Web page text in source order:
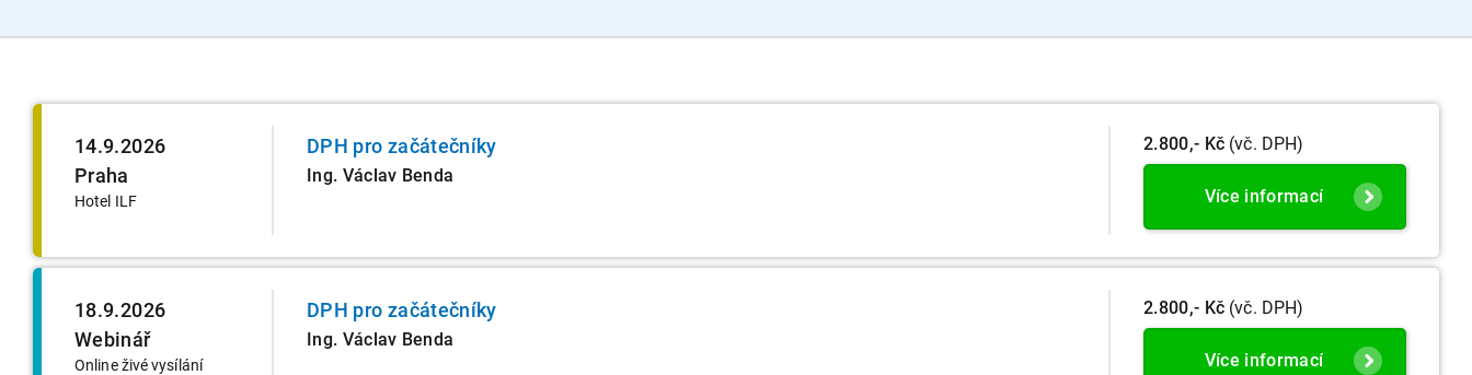
14.9.2026
Praha
Hotel ILF
DPH pro začátečníky
Ing. Václav Benda
2.800,- Kč (vč. DPH)
Více informací
18.9.2026
Webinář
Online živé vysílání
DPH pro začátečníky
Ing. Václav Benda
2.800,- Kč (vč. DPH)
Více informací